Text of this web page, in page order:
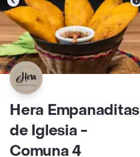
Hera Empanaditas
de Iglesia -
Comuna 4